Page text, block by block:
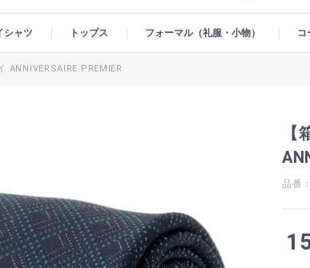
シャツ トップス フォーマル（礼服・小物） コ
ANNIVERSAIRE PREMIER
品番